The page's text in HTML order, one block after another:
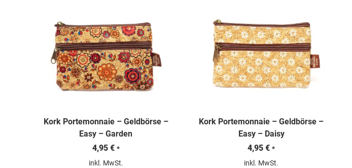
Kork Portemonnaie – Geldbörse –
Easy – Garden
4,95 € *
inkl. MwSt.
Kork Portemonnaie – Geldbörse –
Easy – Daisy
4,95€ *
inkl. MwSt.